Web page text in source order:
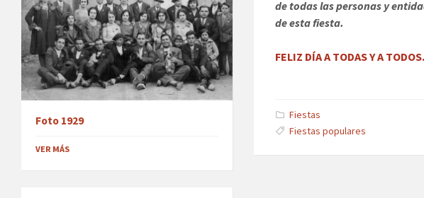
de todas las personas y
de esta fiesta.
FELIZ DÍA A TODAS Y A
Fiestas
Fiestas populares
Foto 1929
VER MÁS